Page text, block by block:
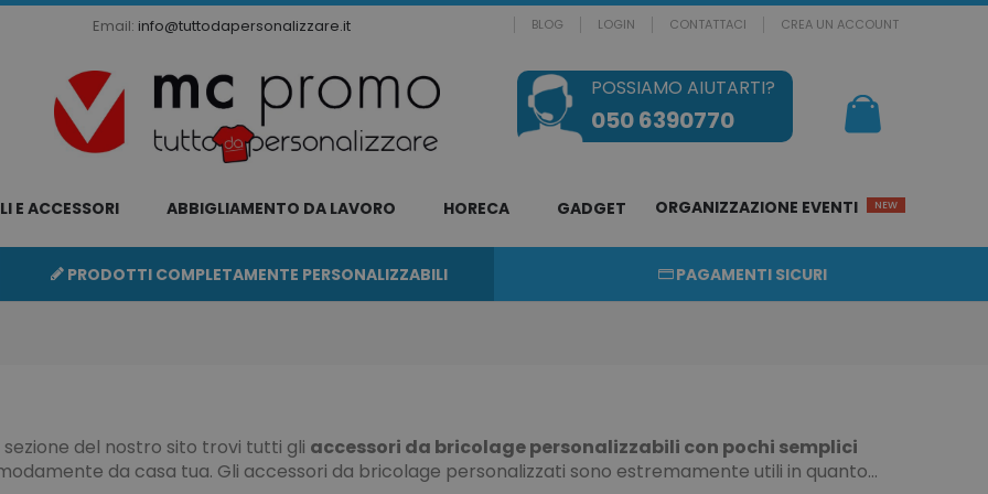
Email: info@tuttodapersonalizzare.it BLOG LOGIN CONTATTACI CREA UN ACCOUNT
POSSIAMO AIUTARTI?
050 6390770
E ACCESSORI ABBIGLIAMENTO DA LAVORO HORECA GADGET ORGANIZZAZIONE EVENTI NEW
PRODOTTI COMPLETAMENTE PERSONALIZZABILI PAGAMENTI SICURI
sezione del nostro sito trovi tutti gli accessori da bricolage personalizzabili con pochi semplici
da casa tua. Gli accessori da bricolage personalizzati sono estremamente utili in quanto